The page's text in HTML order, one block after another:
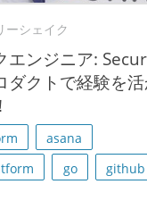
ーシェイク
エンジニア:
ダクトで経験を
asana
go github